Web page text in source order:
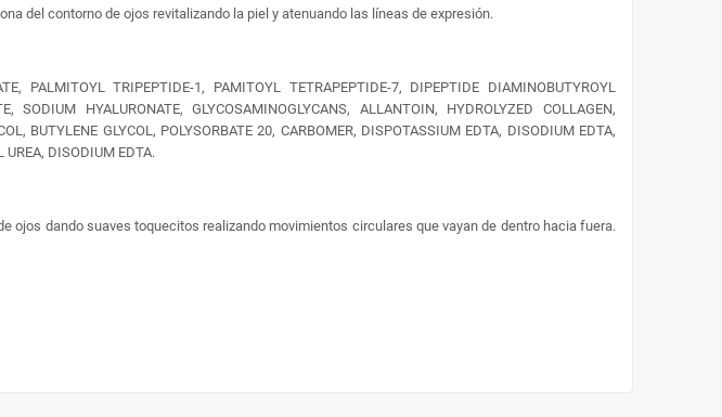
del contorno de ojos revitalizando la piel y atenuando las líneas de expresión.
PALMITOYL TRIPEPTIDE-1, PAMITOYL TETRAPEPTIDE-7, DIPEPTIDE DIAMINOBUTYROYL
HYALURONATE, GLYCOSAMINOGLYCANS, ALLANTOIN, HYDROLYZED COLLAGEN,
BUTYLENE GLYCOL, POLYSORBATE 20, CARBOMER, DISPOTASSIUM EDTA, DISODIUM EDTA,
DISODIUM EDTA.
ojos dando suaves toquecitos realizando movimientos circulares que vayan de dentro hacia fuera.